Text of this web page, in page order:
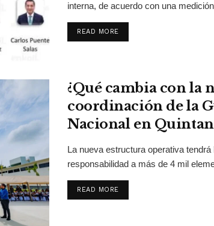
interna, de acuerdo con una
READ MOREDETAILS
¿Qué cambia con la
coordinación de la
Nacional en
La nueva estructura operativa tendrá
responsabilidad a más de 4 mil
READ MOREDETAILS